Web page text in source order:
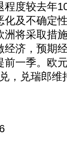
度较去年
及不确定
将采取措
济，预期
一季。欧
，兑瑞郎维